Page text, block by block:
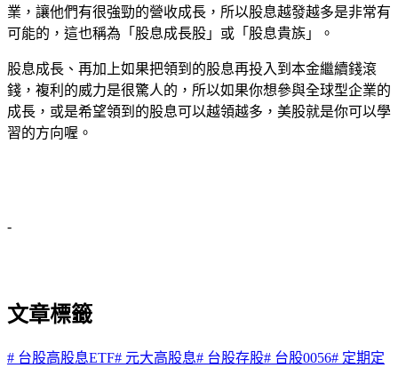
業，讓他們有很強勁的營收成長，所以股息越發越多是非常有
可能的，這也稱為「股息成長股」或「股息貴族」。
股息成長、再加上如果把領到的股息再投入到本金繼續錢滾
錢，複利的威力是很驚人的，所以如果你想參與全球型企業的
成長，或是希望領到的股息可以越領越多，美股就是你可以學
習的方向喔。
-
文章標籤
# 台股高股息ETF# 元大高股息# 台股存股# 台股0056# 定期定